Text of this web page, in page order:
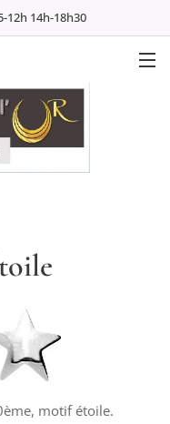
12h 14h-18h30
motif étoile.